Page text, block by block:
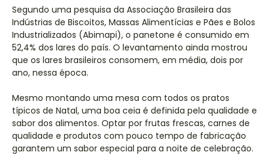
Segundo uma pesquisa da Associação Brasileira das
Indústrias de Biscoitos, Massas Alimentícias e Pães e Bolos
Industrializados (Abimapi), o panetone é consumido em
52,4% dos lares do país. O levantamento ainda mostrou
que os lares brasileiros consomem, em média, dois por
ano, nessa época.
Mesmo montando uma mesa com todos os pratos
típicos de Natal, uma boa ceia é definida pela qualidade e
sabor dos alimentos. Optar por frutas frescas, carnes de
qualidade e produtos com pouco tempo de fabricação
garantem um sabor especial para a noite de celebração.